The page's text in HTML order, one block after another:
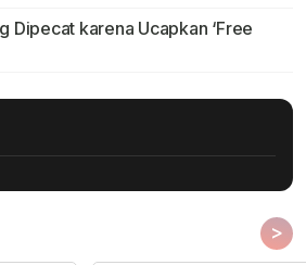
Dipecat karena Ucapkan ‘Free
>